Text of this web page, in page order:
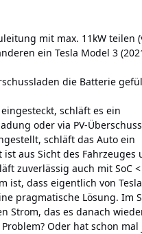
mit max. 11kW
ein Tesla Model 3
die Batterie
schläft es ein
oder via PV-
schläft das Auto ein
aus Sicht des
zuverlässig auch mit SoC
dass eigentlich von
pragmatische Lösung. Im
Strom, das es danach
Oder hat schon